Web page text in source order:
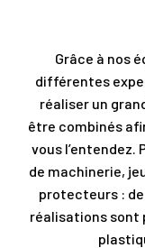
Grâce à nos
différentes
réaliser un
être combinés
vous l’entendez.
de machinerie,
protecteurs :
réalisations sont